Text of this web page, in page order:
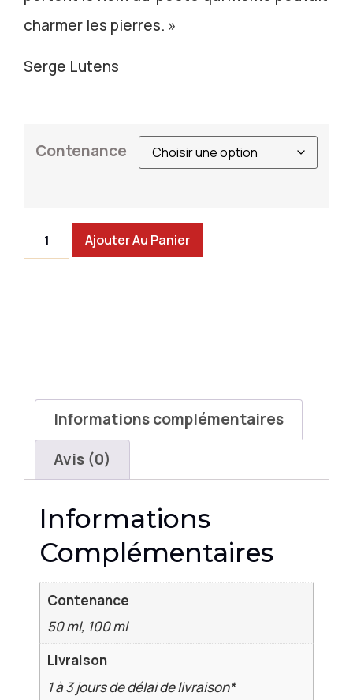
charmer les pierres. »
Serge Lutens
Contenance
Ajouter Au Panier
Informations complémentaires
Avis (0)
Informations
Complémentaires
Contenance
50 ml, 100 ml
Livraison
1 à 3 jours de délai de livraison*